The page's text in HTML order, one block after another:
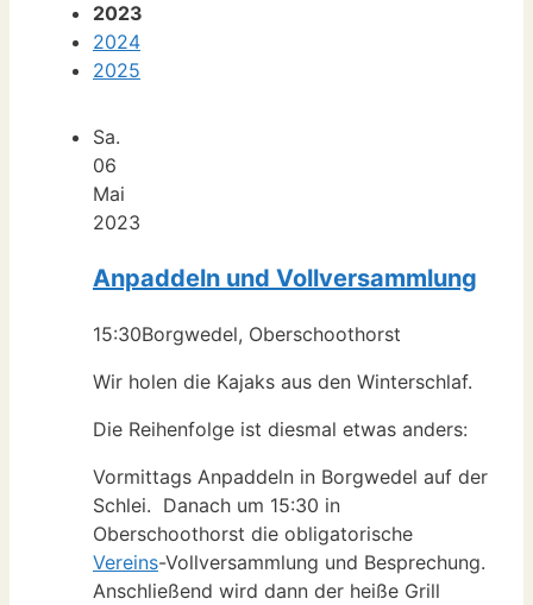
2023
2024
2025
Sa.
06
Mai
2023
Anpaddeln und Vollversammlung
15:30Borgwedel, Oberschoothorst
Wir holen die Kajaks aus den Winterschlaf.
Die Reihenfolge ist diesmal etwas anders:
Vormittags Anpaddeln in Borgwedel auf der
Schlei. Danach um 15:30 in
Oberschoothorst die obligatorische
Vereins-Vollversammlung und Besprechung.
Anschließend wird dann der heiße Grill